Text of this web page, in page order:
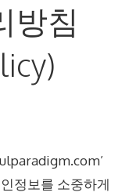
방침
정보를 소중하게